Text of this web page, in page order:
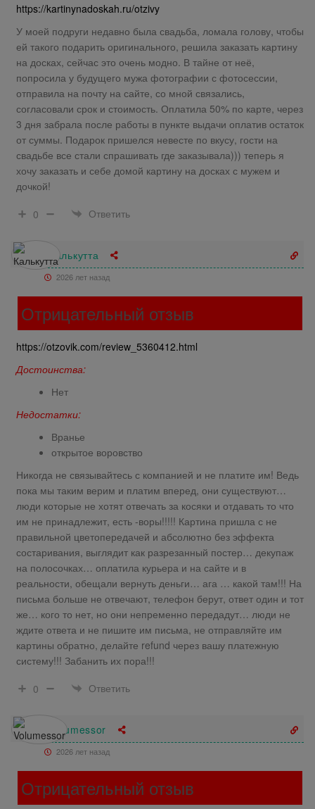
https://kartinynadoskah.ru/otzivy
У моей подруги недавно была свадьба, ломала голову, чтобы
ей такого подарить оригинального, решила заказать картину
на досках, сейчас это очень модно. В тайне от неё,
попросила у будущего мужа фотографии с фотосессии,
отправила на почту на сайте, со мной связались,
согласовали срок и стоимость. Оплатила 50% по карте, через
3 дня забрала после работы в пункте выдачи оплатив остаток
от суммы. Подарок пришелся невесте по вкусу, гости на
свадьбе все стали спрашивать где заказывала))) теперь я
хочу заказать и себе домой картину на досках с мужем и
дочкой!
0
Ответить
Калькутта
2026 лет назад
Отрицательный отзыв
https://otzovik.com/review_5360412.html
Достоинства:
Нет
Недостатки:
Вранье
открытое воровство
Никогда не связывайтесь с компанией и не платите им! Ведь
пока мы таким верим и платим вперед, они существуют…
люди которые не хотят отвечать за косяки и отдавать то что
им не принадлежит, есть -воры!!!!! Картина пришла с не
правильной цветопередачей и абсолютно без эффекта
состаривания, выглядит как разрезанный постер… декупаж
на полосочках… оплатила курьера и на сайте и в
реальности, обещали вернуть деньги… ага … какой там!!! На
письма больше не отвечают, телефон берут, ответ один и тот
же… кого то нет, но они непременно передадут… люди не
ждите ответа и не пишите им письма, не отправляйте им
картины обратно, делайте refund через вашу платежную
систему!!! Забанить их пора!!!
0
Ответить
Volumessor
2026 лет назад
Отрицательный отзыв